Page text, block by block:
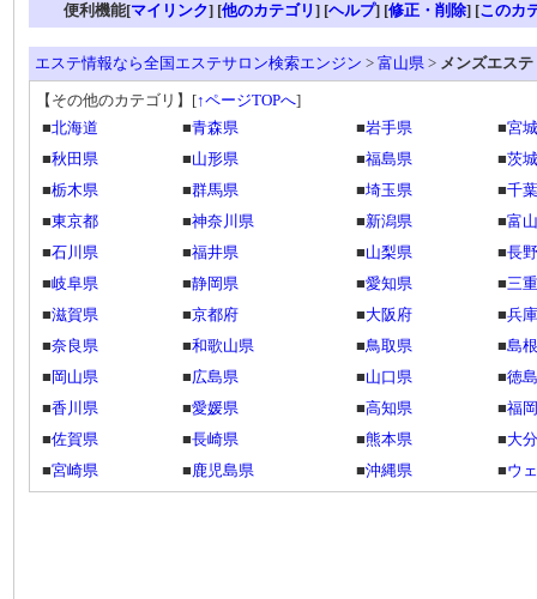
便利機能[マイリンク] [他のカテゴリ] [ヘルプ] [修正・削除] [このカ
エステ情報なら全国エステサロン検索エンジン > 富山県 > メンズエステ
【その他のカテゴリ】 [↑ページTOPへ]
■北海道 ■青森県 ■岩手県 ■宮
■秋田県 ■山形県 ■福島県 ■茨
■栃木県 ■群馬県 ■埼玉県 ■千
■東京都 ■神奈川県 ■新潟県 ■富
■石川県 ■福井県 ■山梨県 ■長
■岐阜県 ■静岡県 ■愛知県 ■三
■滋賀県 ■京都府 ■大阪府 ■兵
■奈良県 ■和歌山県 ■鳥取県 ■島
■ 岡山県 ■広島県 ■山口県 ■徳
■香川県 ■愛媛県 ■高知県 ■福
■佐賀県 ■長崎県 ■熊本県 ■大
■宮崎県 ■鹿児島県 ■沖縄県 ■ウ